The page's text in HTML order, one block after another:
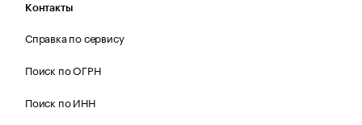
Контакты
Справка по сервису
Поиск по ОГРН
Поиск по ИНН